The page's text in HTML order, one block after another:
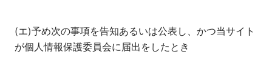
(エ)予め次の事項を告知あるいは公表し、かつ当サイト
が個人情報保護委員会に届出をしたとき